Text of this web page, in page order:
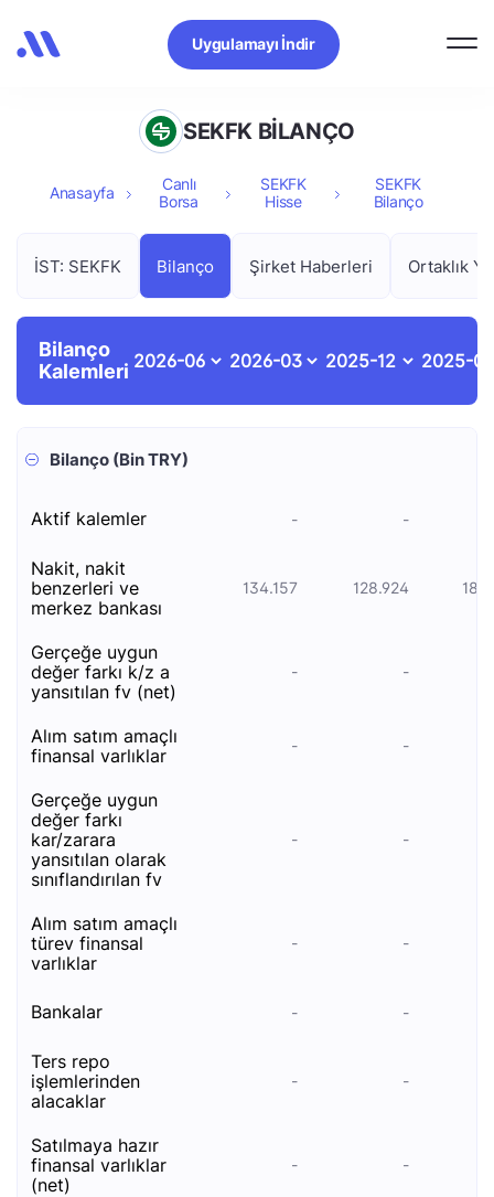
Uygulamayı İndir
SEKFK BİLANÇO
Anasayfa
Canlı
Borsa
SEKFK
Hisse
SEKFK
Bilanço
İST: SEKFK Bilanço Şirket Haberleri Ortaklık
Bilanço
Kalemleri
Bilanço (Bin TRY)
akti̇f kalemler - -
naki̇t, naki̇t
benzerleri̇ ve
merkez bankasi
134.157 128.924
gerçeğe uygun
değer farki k/z a
yansitilan fv (net)
- -
alım satım amaçlı
finansal varlıklar
- -
gerçeğe uygun
değer farkı
kar/zarara
yansıtılan olarak
sınıflandırılan fv
- -
alım satım amaçlı
türev finansal
varlıklar
- -
bankalar - -
ters repo
i̇şlemleri̇nden
alacaklar
- -
satilmaya hazir
fi̇nansal varliklar
(net)
- -